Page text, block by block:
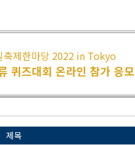
축제한마당 2022 in Tokyo
퀴즈대회 온라인 참가 응모
제목